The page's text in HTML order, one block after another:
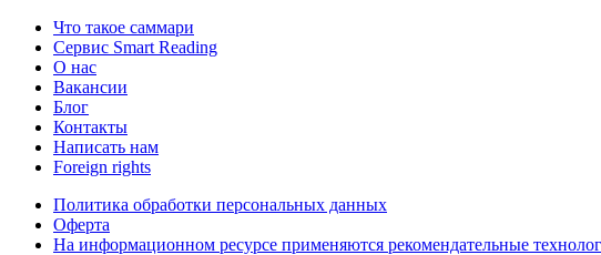
Что такое саммари
Сервис Smart Reading
О нас
Вакансии
Блог
Контакты
Написать нам
Foreign rights
Политика обработки персональных данных
Оферта
На информационном ресурсе применяются рекомендательные